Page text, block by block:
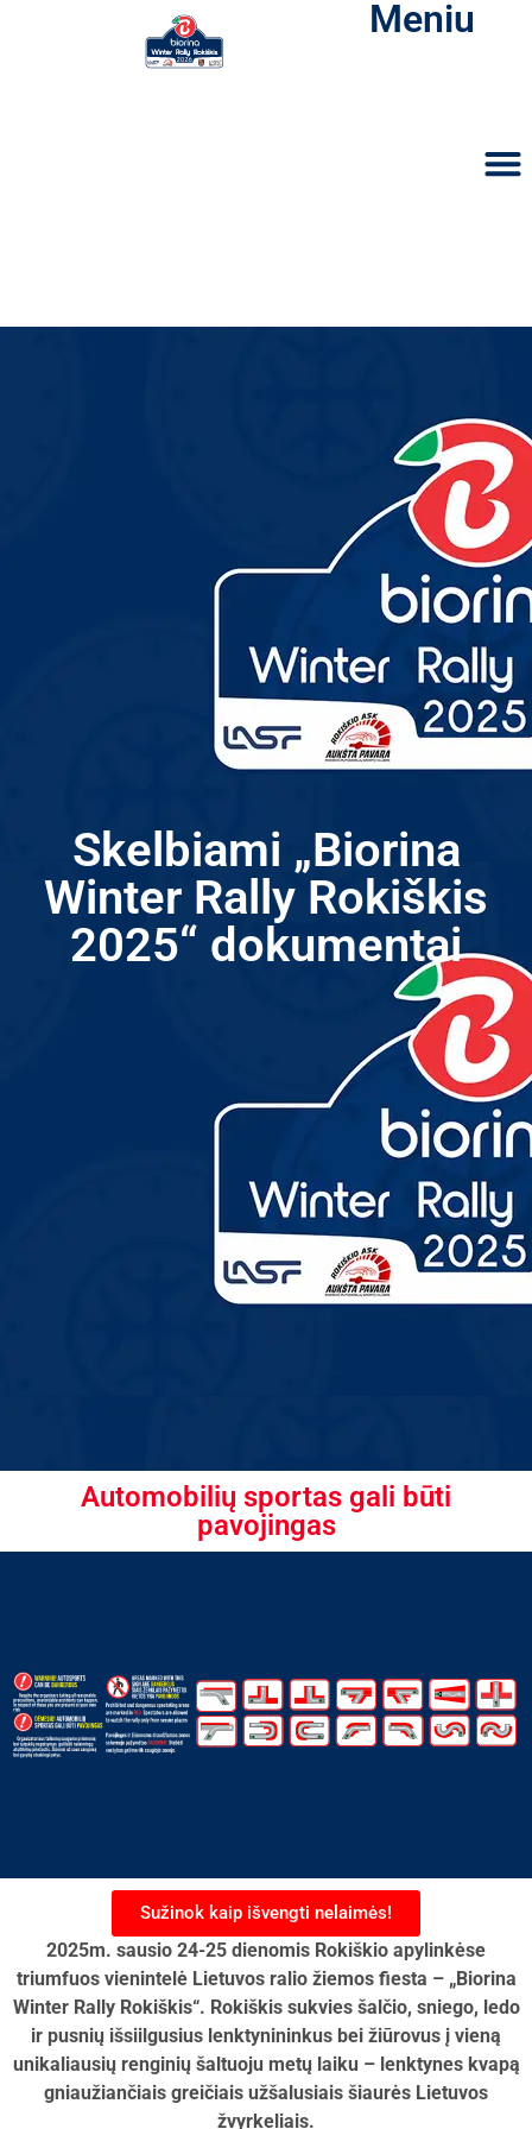
Meniu
Skelbiami „Biorina
Winter Rally Rokiškis
2025“ dokumentai
Automobilių sportas gali būti
pavojingas
Sužinok kaip išvengti nelaimės!
2025m. sausio 24-25 dienomis Rokiškio apylinkėse
triumfuos vienintelė Lietuvos ralio žiemos fiesta – „Biorina
Winter Rally Rokiškis“. Rokiškis sukvies šalčio, sniego, ledo
ir pusnių išsiilgusius lenktynininkus bei žiūrovus į vieną
unikaliausių renginių šaltuoju metų laiku – lenktynes kvapą
gniaužiančiais greičiais užšalusiais šiaurės Lietuvos
žvyrkeliais.